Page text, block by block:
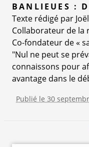
BANLIEUES :
Texte rédigé par
Collaborateur de la
Co-fondateur de «
"Nul ne peut se
connaissons pour
avantage dans le
Publié le 30